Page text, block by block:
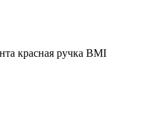
красная ручка BMI